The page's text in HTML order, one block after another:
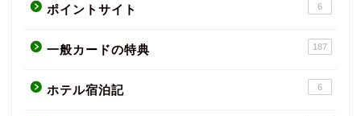
ポイントサイト 6
一般カードの特典 187
ホテル宿泊記 6